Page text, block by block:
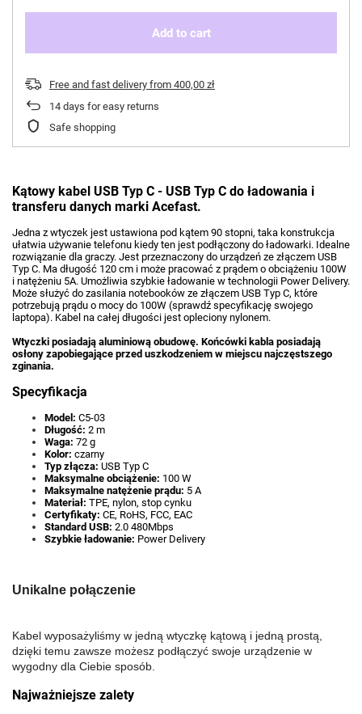
Add to cart
Free and fast delivery from 400,00 zł
14 days for easy returns
Safe shopping
Kątowy kabel USB Typ C - USB Typ C do ładowania i
transferu danych marki Acefast.
Jedna z wtyczek jest ustawiona pod kątem 90 stopni, taka konstrukcja
ułatwia używanie telefonu kiedy ten jest podłączony do ładowarki. Idealne
rozwiązanie dla graczy. Jest przeznaczony do urządzeń ze złączem USB
Typ C. Ma długość 120 cm i może pracować z prądem o obciążeniu 100W
i natężeniu 5A. Umożliwia szybkie ładowanie w technologii Power Delivery.
Może służyć do zasilania notebooków ze złączem USB Typ C, które
potrzebują prądu o mocy do 100W (sprawdź specyfikację swojego
laptopa). Kabel na całej długości jest opleciony nylonem.
Wtyczki posiadają aluminiową obudowę. Końcówki kabla posiadają
osłony zapobiegające przed uszkodzeniem w miejscu najczęstszego
zginania.
Specyfikacja
Model: C5-03
Długość: 2 m
Waga: 72 g
Kolor: czarny
Typ złącza: USB Typ C
Maksymalne obciążenie: 100 W
Maksymalne natężenie prądu: 5 A
Materiał: TPE, nylon, stop cynku
Certyfikaty: CE, RoHS, FCC, EAC
Standard USB: 2.0 480Mbps
Szybkie ładowanie: Power Delivery
Unikalne połączenie
Kabel wyposażyliśmy w jedną wtyczkę kątową i jedną prostą,
dzięki temu zawsze możesz podłączyć swoje urządzenie w
wygodny dla Ciebie sposób.
Najważniejsze zalety